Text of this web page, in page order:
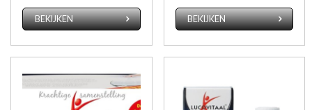
BEKIJKEN BEKIJKEN